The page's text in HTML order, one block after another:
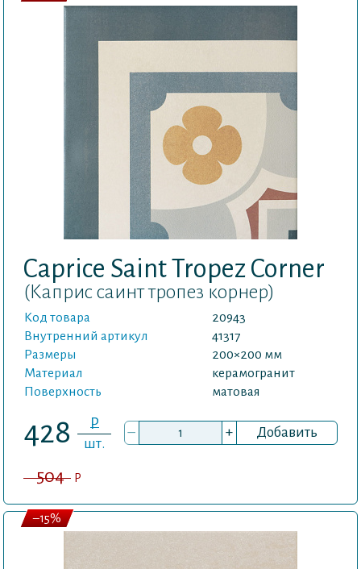
Caprice Saint Tropez Corner
(Каприс саинт тропез корнер)
Код товара
20943
Внутренний артикул
41317
Размеры
200×200 мм
Материал
керамогранит
Поверхность
матовая
428 P
шт.
– + Добавить
504 P
–15%